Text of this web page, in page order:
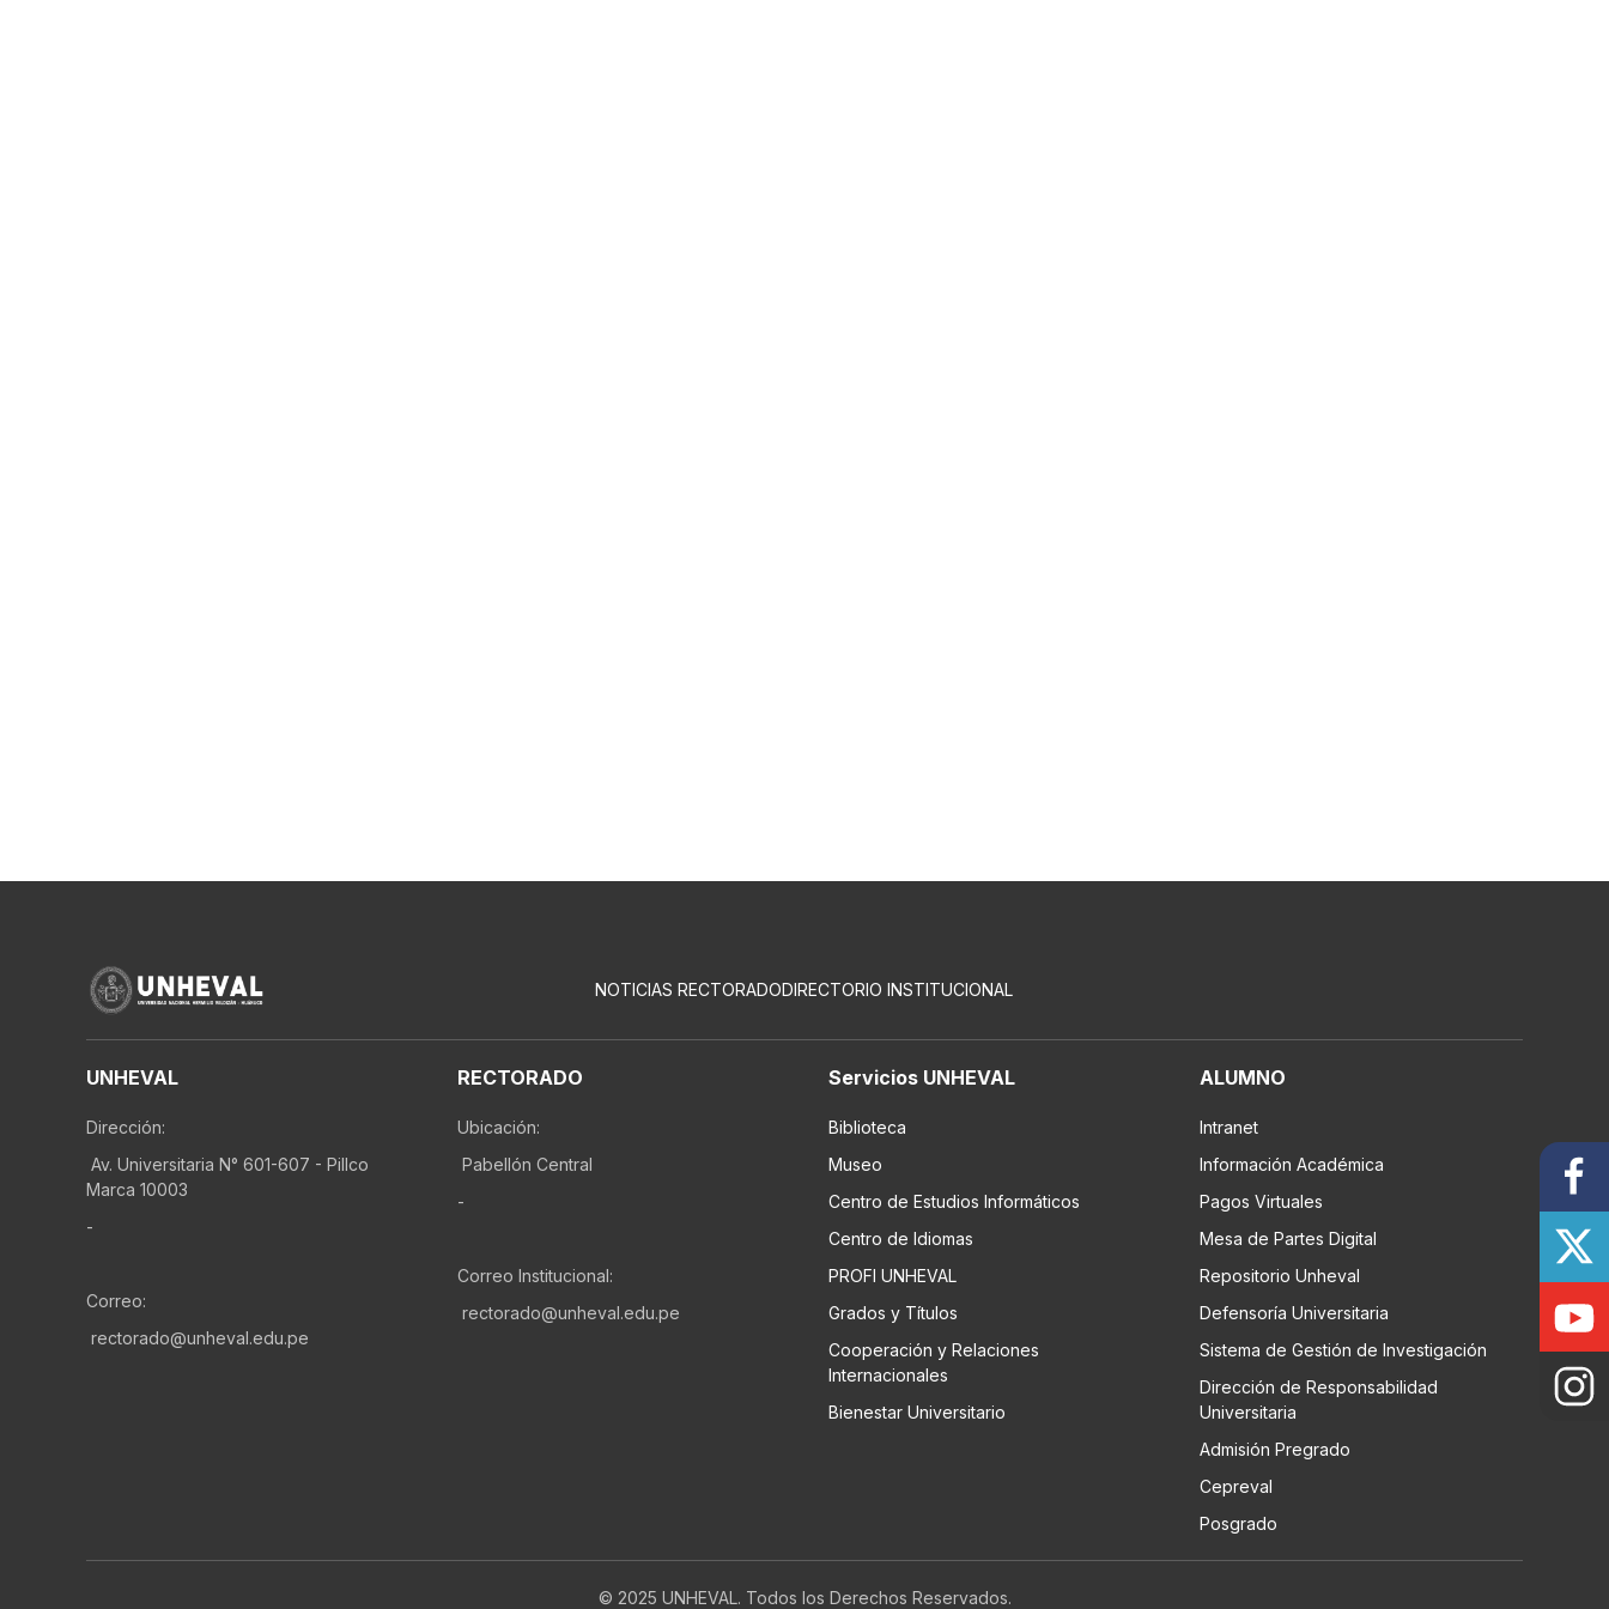
NOTICIAS RECTORADODIRECTORIO INSTITUCIONAL
UNHEVAL
Dirección:
Av. Universitaria N° 601-607 - Pillco
Marca 10003
-
Correo:
rectorado@unheval.edu.pe
RECTORADO
Ubicación:
Pabellón Central
-
Correo Institucional:
rectorado@unheval.edu.pe
Servicios UNHEVAL
Biblioteca
Museo
Centro de Estudios Informáticos
Centro de Idiomas
PROFI UNHEVAL
Grados y Títulos
Cooperación y Relaciones
Internacionales
Bienestar Universitario
ALUMNO
Intranet
Información Académica
Pagos Virtuales
Mesa de Partes Digital
Repositorio Unheval
Defensoría Universitaria
Sistema de Gestión de Investigación
Dirección de Responsabilidad
Universitaria
Admisión Pregrado
Cepreval
Posgrado
© 2025 UNHEVAL. Todos los Derechos Reservados.